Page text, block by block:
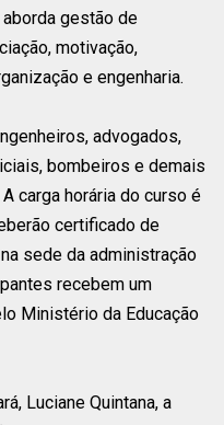
gestão de
motivação,
e engenharia.
advogados,
bombeiros e demais
carga horária do curso é
certificado de
sede da administração
recebem um
Ministério da Educação
Luciane Quintana, a